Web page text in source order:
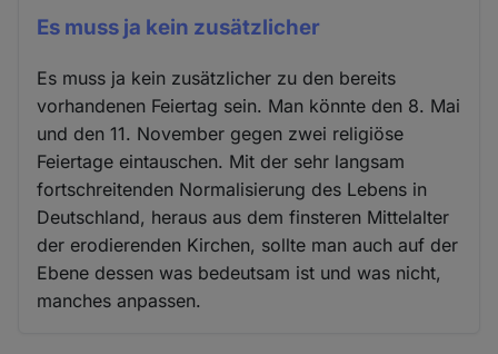
Es muss ja kein zusätzlicher
Es muss ja kein zusätzlicher zu den bereits
vorhandenen Feiertag sein. Man könnte den 8. Mai
und den 11. November gegen zwei religiöse
Feiertage eintauschen. Mit der sehr langsam
fortschreitenden Normalisierung des Lebens in
Deutschland, heraus aus dem finsteren Mittelalter
der erodierenden Kirchen, sollte man auch auf der
Ebene dessen was bedeutsam ist und was nicht,
manches anpassen.